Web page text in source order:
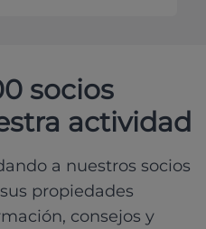
socios
actividad
a nuestros socios
propiedades
consejos y